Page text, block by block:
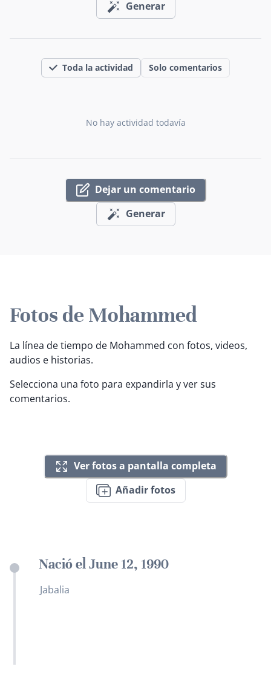
Generar
Toda la actividad Solo comentarios
No hay actividad todavía
Dejar un comentario
Generar
Fotos de Mohammed
La línea de tiempo de Mohammed con fotos, videos,
audios e historias.
Selecciona una foto para expandirla y ver sus
comentarios.
Ver fotos a pantalla completa
Añadir fotos
Nació el June 12, 1990
Jabalia